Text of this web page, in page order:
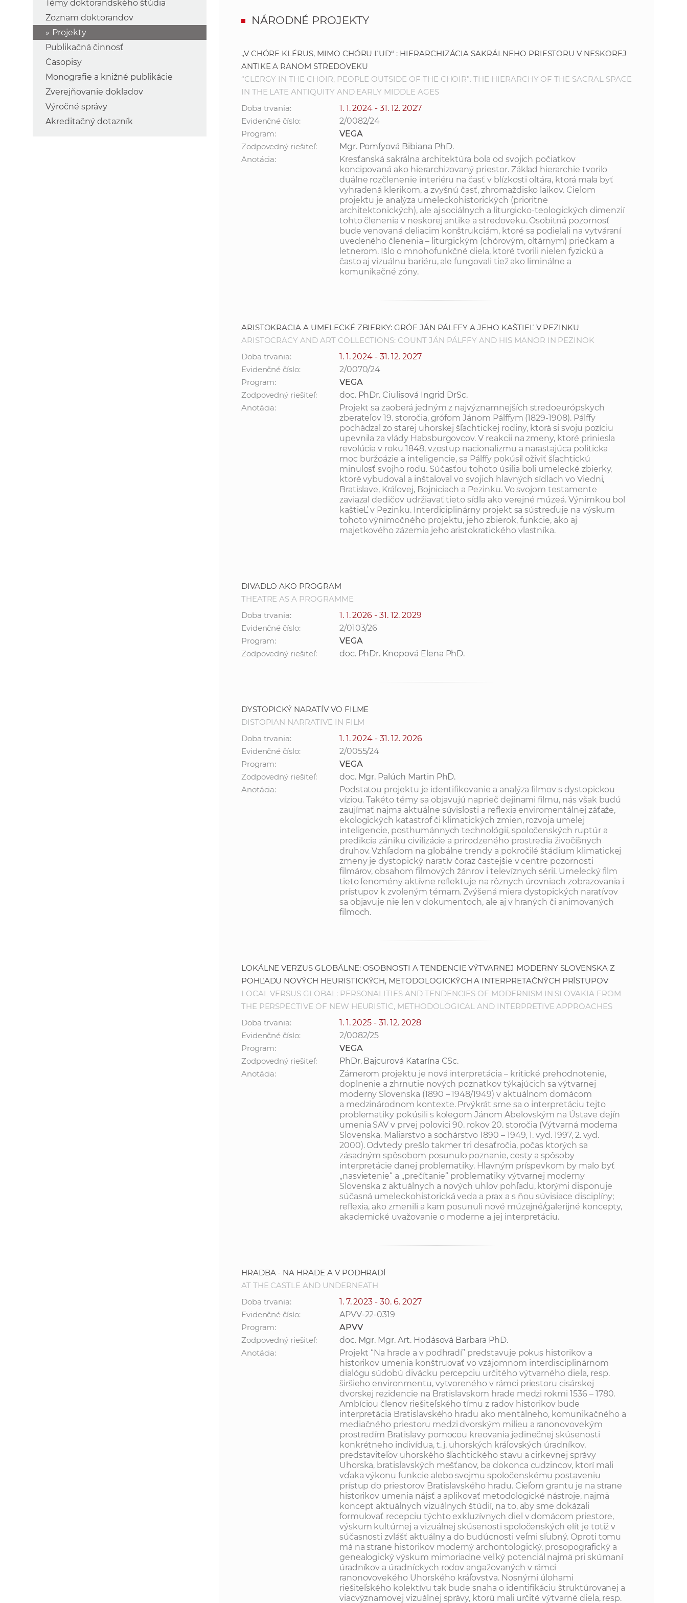
t
r
á
n
c
V
Témy doktorandského štúdia
Zoznam doktorandov
Projekty
Publikačná činnosť
Časopisy
Monografie a knižné publikácie
Zverejňovanie dokladov
Výročné správy
Akreditačný dotazník
NÁRODNÉ PROJEKTY
„V CHÓRE KLÉRUS, MIMO CHÓRU ĽUD“ : HIERARCHIZÁCIA SAKRÁLNEHO PRIESTORU V NESKOREJ
ANTIKE A RANOM STREDOVEKU
“CLERGY IN THE CHOIR, PEOPLE OUTSIDE OF THE CHOIR”. THE HIERARCHY OF THE SACRAL SPACE
IN THE LATE ANTIQUITY AND EARLY MIDDLE AGES
Doba trvania:
1. 1. 2024 - 31. 12. 2027
Evidenčné číslo:
2/0082/24
Program:
VEGA
Zodpovedný riešiteľ:
Mgr. Pomfyová Bibiana PhD.
Anotácia:
Kresťanská sakrálna architektúra bola od svojich počiatkov
koncipovaná ako hierarchizovaný priestor. Základ hierarchie tvorilo
duálne rozčlenenie interiéru na časť v blízkosti oltára, ktorá mala byť
vyhradená klerikom, a zvyšnú časť, zhromaždisko laikov. Cieľom
projektu je analýza umeleckohistorických (prioritne
architektonických), ale aj sociálnych a liturgicko-teologických dimenzií
tohto členenia v neskorej antike a stredoveku. Osobitná pozornosť
bude venovaná deliacim konštrukciám, ktoré sa podieľali na vytváraní
uvedeného členenia – liturgickým (chórovým, oltárnym) priečkam a
letnerom. Išlo o mnohofunkčné diela, ktoré tvorili nielen fyzickú a
často aj vizuálnu bariéru, ale fungovali tiež ako liminálne a
komunikačné zóny.
ARISTOKRACIA A UMELECKÉ ZBIERKY: GRÓF JÁN PÁLFFY A JEHO KAŠTIEĽ V PEZINKU
ARISTOCRACY AND ART COLLECTIONS: COUNT JÁN PÁLFFY AND HIS MANOR IN PEZINOK
Doba trvania:
1. 1. 2024 - 31. 12. 2027
Evidenčné číslo:
2/0070/24
Program:
VEGA
Zodpovedný riešiteľ:
doc. PhDr. Ciulisová Ingrid DrSc.
Anotácia:
Projekt sa zaoberá jedným z najvýznamnejších stredoeurópskych
zberateľov 19. storočia, grófom Jánom Pálffym (1829-1908). Pálffy
pochádzal zo starej uhorskej šľachtickej rodiny, ktorá si svoju pozíciu
upevnila za vlády Habsburgovcov. V reakcii na zmeny, ktoré priniesla
revolúcia v roku 1848, vzostup nacionalizmu a narastajúca politicka
moc buržoázie a inteligencie, sa Pálffy pokúsil oživiť šľachtickú
minulosť svojho rodu. Súčasťou tohoto úsilia boli umelecké zbierky,
ktoré vybudoval a inštaloval vo svojich hlavných sídlach vo Viedni,
Bratislave, Kráľovej, Bojniciach a Pezinku. Vo svojom testamente
zaviazal dedičov udržiavať tieto sídla ako verejné múzeá. Výnimkou bol
kaštieĽ v Pezinku. Interdiciplinárny projekt sa sústreďuje na výskum
tohoto výnimočného projektu, jeho zbierok, funkcie, ako aj
majetkového zázemia jeho aristokratického vlastníka.
DIVADLO AKO PROGRAM
THEATRE AS A PROGRAMME
Doba trvania:
1. 1. 2026 - 31. 12. 2029
Evidenčné číslo:
2/0103/26
Program:
VEGA
Zodpovedný riešiteľ:
doc. PhDr. Knopová Elena PhD.
DYSTOPICKÝ NARATÍV VO FILME
DISTOPIAN NARRATIVE IN FILM
Doba trvania:
1. 1. 2024 - 31. 12. 2026
Evidenčné číslo:
2/0055/24
Program:
VEGA
Zodpovedný riešiteľ:
doc. Mgr. Palúch Martin PhD.
Anotácia:
Podstatou projektu je identifikovanie a analýza filmov s dystopickou
víziou. Takéto témy sa objavujú naprieč dejinami filmu, nás však budú
zaujímať najmä aktuálne súvislosti a reflexia enviromentálnej záťaže,
ekologických katastrof či klimatických zmien, rozvoja umelej
inteligencie, posthumánnych technológií, spoločenských ruptúr a
predikcia zániku civilizácie a prirodzeného prostredia živočíšnych
druhov. Vzhľadom na globálne trendy a pokročilé štádium klimatickej
zmeny je dystopický naratív čoraz častejšie v centre pozornosti
filmárov, obsahom filmových žánrov i televíznych sérií. Umelecký film
tieto fenomény aktívne reflektuje na rôznych úrovniach zobrazovania i
prístupov k zvoleným témam. Zvýšená miera dystopických naratívov
sa objavuje nie len v dokumentoch, ale aj v hraných či animovaných
filmoch.
LOKÁLNE VERZUS GLOBÁLNE: OSOBNOSTI A TENDENCIE VÝTVARNEJ MODERNY SLOVENSKA Z
POHĽADU NOVÝCH HEURISTICKÝCH, METODOLOGICKÝCH A INTERPRETAČNÝCH PRÍSTUPOV
LOCAL VERSUS GLOBAL: PERSONALITIES AND TENDENCIES OF MODERNISM IN SLOVAKIA FROM
THE PERSPECTIVE OF NEW HEURISTIC, METHODOLOGICAL AND INTERPRETIVE APPROACHES
Doba trvania:
1. 1. 2025 - 31. 12. 2028
Evidenčné číslo:
2/0082/25
Program:
VEGA
Zodpovedný riešiteľ:
PhDr. Bajcurová Katarína CSc.
Anotácia:
Zámerom projektu je nová interpretácia – kritické prehodnotenie,
doplnenie a zhrnutie nových poznatkov týkajúcich sa výtvarnej
moderny Slovenska (1890 – 1948/1949) v aktuálnom domácom
a medzinárodnom kontexte. Prvýkrát sme sa o interpretáciu tejto
problematiky pokúsili s kolegom Jánom Abelovským na Ústave dejín
umenia SAV v prvej polovici 90. rokov 20. storočia (Výtvarná moderna
Slovenska. Maliarstvo a sochárstvo 1890 – 1949, 1. vyd. 1997, 2. vyd.
2000). Odvtedy prešlo takmer tri desaťročia, počas ktorých sa
zásadným spôsobom posunulo poznanie, cesty a spôsoby
interpretácie danej problematiky. Hlavným príspevkom by malo byť
„nasvietenie“ a „prečítanie“ problematiky výtvarnej moderny
Slovenska z aktuálnych a nových uhlov pohľadu, ktorými disponuje
súčasná umeleckohistorická veda a prax a s ňou súvisiace disciplíny;
reflexia, ako zmenili a kam posunuli nové múzejné/galerijné koncepty,
akademické uvažovanie o moderne a jej interpretáciu.
HRADBA - NA HRADE A V PODHRADÍ
AT THE CASTLE AND UNDERNEATH
Doba trvania:
1. 7. 2023 - 30. 6. 2027
Evidenčné číslo:
APVV-22-0319
Program:
APVV
Zodpovedný riešiteľ:
doc. Mgr. Mgr. Art. Hodásová Barbara PhD.
Anotácia:
Projekt “Na hrade a v podhradí” predstavuje pokus historikov a
historikov umenia konštruovať vo vzájomnom interdisciplinárnom
dialógu súdobú divácku percepciu určitého výtvarného diela, resp.
širšieho environmentu, vytvoreného v rámci priestoru cisárskej
dvorskej rezidencie na Bratislavskom hrade medzi rokmi 1536 – 1780.
Ambíciou členov riešiteľského tímu z radov historikov bude
interpretácia Bratislavského hradu ako mentálneho, komunikačného a
mediačného priestoru medzi dvorským milieu a ranonovovekým
prostredím Bratislavy pomocou kreovania jedinečnej skúsenosti
konkrétneho indivídua, t. j. uhorských kráľovských úradníkov,
predstaviteľov uhorského šľachtického stavu a cirkevnej správy
Uhorska, bratislavských mešťanov, ba dokonca cudzincov, ktorí mali
vďaka výkonu funkcie alebo svojmu spoločenskému postaveniu
prístup do priestorov Bratislavského hradu. Cieľom grantu je na strane
historikov umenia nájsť a aplikovať metodologické nástroje, najmä
koncept aktuálnych vizuálnych štúdií, na to, aby sme dokázali
formulovať recepciu týchto exkluzívnych diel v domácom priestore,
výskum kultúrnej a vizuálnej skúsenosti spoločenských elít je totiž v
súčasnosti zvlášť aktuálny a do budúcnosti veľmi sľubný. Oproti tomu
má na strane historikov moderný archontologický, prosopografický a
genealogický výskum mimoriadne veľký potenciál najmä pri skúmaní
úradníkov a úradníckych rodov angažovaných v rámci
ranonovovekého Uhorského kráľovstva. Nosnými úlohami
riešiteľského kolektívu tak bude snaha o identifikáciu štruktúrovanej a
viacvýznamovej vizuálnej správy, ktorú mali určité výtvarné diela, resp.